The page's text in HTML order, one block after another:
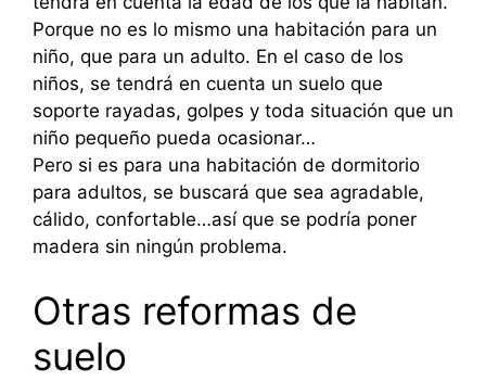
Porque no es lo mismo una habitación para un
niño, que para un adulto. En el caso de los
niños, se tendrá en cuenta un suelo que
soporte rayadas, golpes y toda situación que un
niño pequeño pueda ocasionar…
Pero si es para una habitación de dormitorio
para adultos, se buscará que sea agradable,
cálido, confortable…así que se podría poner
madera sin ningún problema.
Otras reformas de
suelo